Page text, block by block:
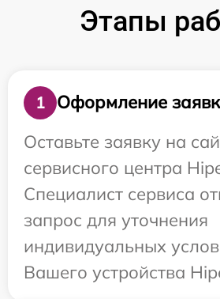
Этапы
1
Оформление
Оставьте заявку на
сервисного центра
Специалист сервиса
запрос для уточнения
индивидуальных
Вашего устройства